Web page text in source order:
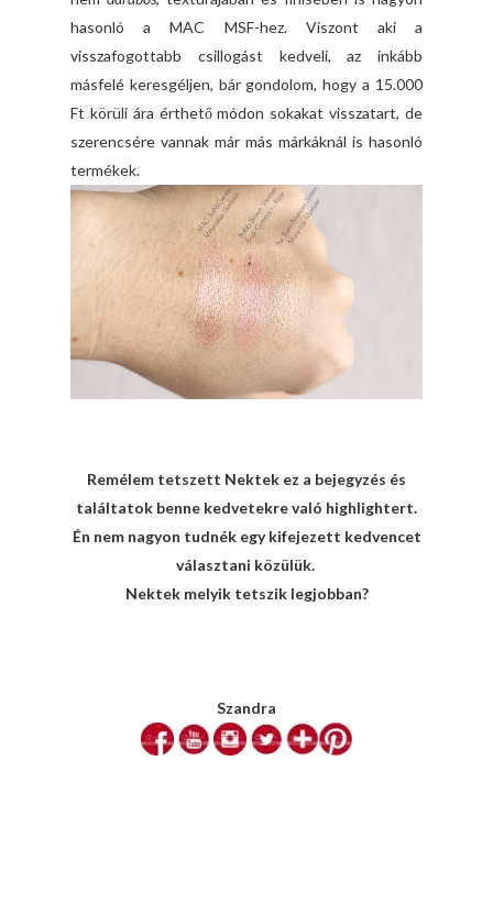
hasonló a MAC MSF-hez. Viszont aki a
visszafogottabb csillogást kedveli, az inkább
másfelé keresgéljen, bár gondolom, hogy a 15.000
Ft körüli ára érthető módon sokakat visszatart, de
szerencsére vannak már más márkáknál is hasonló
termékek.
Remélem tetszett Nektek ez a bejegyzés és
találtatok benne kedvetekre való highlightert.
Én nem nagyon tudnék egy kifejezett kedvencet
választani közülük.
Nektek melyik tetszik legjobban?
Szandra